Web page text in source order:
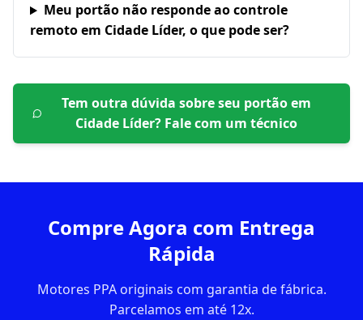
Meu portão não responde ao controle
remoto em Cidade Líder, o que pode ser?
Tem outra dúvida sobre seu portão em
Cidade Líder? Fale com um técnico
Compre Agora com Entrega
Rápida
Motores PPA originais com garantia de fábrica.
Parcelamos em até 12x.